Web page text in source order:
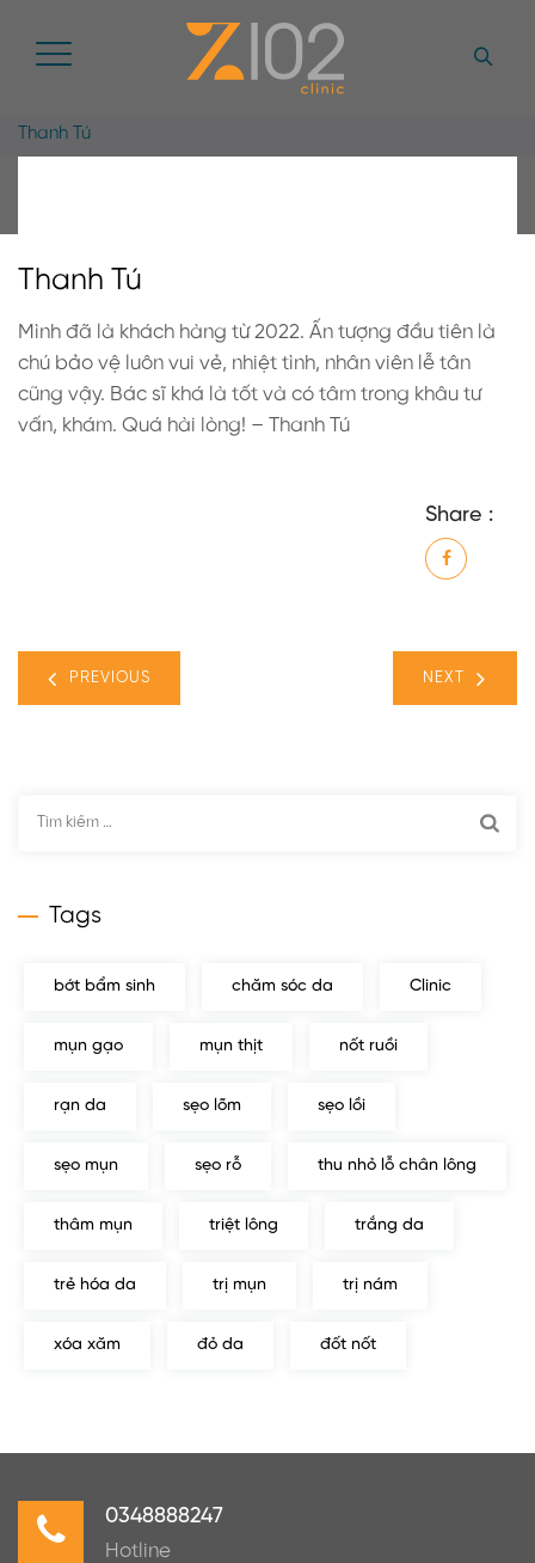
Thanh Tú
Thanh Tú
Mình đã là khách hàng từ 2022. Ấn tượng đầu tiên là
chú bảo vệ luôn vui vẻ, nhiệt tình, nhân viên lễ tân
cũng vậy. Bác sĩ khá là tốt và có tâm trong khâu tư
vấn, khám. Quá hài lòng! – Thanh Tú
Share :
PREVIOUS NEXT
Tags
bớt bẩm sinh chăm sóc da Clinic
mụn gạo mụn thịt nốt ruồi
rạn da sẹo lõm sẹo lồi
sẹo mụn sẹo rỗ thu nhỏ lỗ chân lông
thâm mụn triệt lông trắng da
trẻ hóa da trị mụn trị nám
xóa xăm đỏ da đốt nốt
0348888247
Hotline